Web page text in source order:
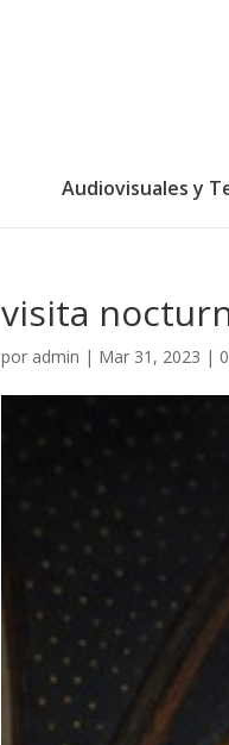
Audiovisuales y
visita
por admin | Mar 31, 2023 |